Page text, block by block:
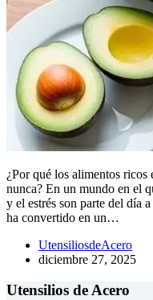
¿Por qué los alimentos
nunca? En un mundo en el
y el estrés son parte del día
ha convertido en un…
UtensiliosdeAcero
diciembre 27, 2025
Utensilios de Acero